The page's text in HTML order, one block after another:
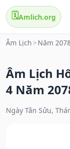
🗓️Amlich.org
Âm Lịch > Năm
Âm Lịch
4 Năm
Ngày Tân Sửu,